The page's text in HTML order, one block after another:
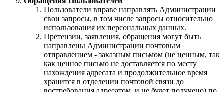
Пользователи вправе направлять Администрации
свои запросы, в том числе запросы относительно
использования их персональных данных.
Претензии, заявления, обращения могут быть
направлены Администрации почтовым
отправлением - заказным письмом (не ценным, так
как ценное письмо не доставляется по месту
нахождения адресата и продолжительное время
хранится в отделении почтовой связи до
востребования адресатом, и не будет получено) по